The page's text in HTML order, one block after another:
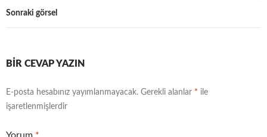
Sonraki görsel
BIR CEVAP YAZIN
E-posta hesabınız yayımlanmayacak. Gerekli alanlar * ile
işaretlenmişlerdir